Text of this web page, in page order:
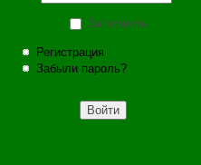
Запомнить
Регистрация
Забыли пароль?